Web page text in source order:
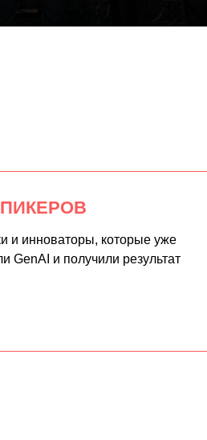
и инноваторы, которые уже
GenAI и получили результат